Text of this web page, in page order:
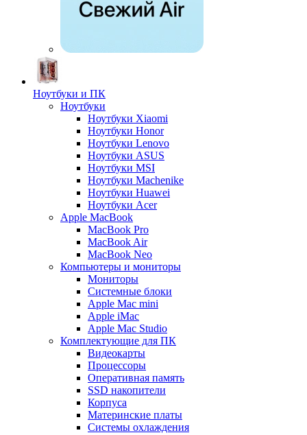
Ноутбуки и ПК
Ноутбуки
Ноутбуки Xiaomi
Ноутбуки Honor
Ноутбуки Lenovo
Ноутбуки ASUS
Ноутбуки MSI
Ноутбуки Machenike
Ноутбуки Huawei
Ноутбуки Acer
Apple MacBook
MacBook Pro
MacBook Air
MacBook Neo
Компьютеры и мониторы
Мониторы
Системные блоки
Apple Mac mini
Apple iMac
Apple Mac Studio
Комплектующие для ПК
Видеокарты
Процессоры
Оперативная память
SSD накопители
Корпуса
Материнские платы
Системы охлаждения